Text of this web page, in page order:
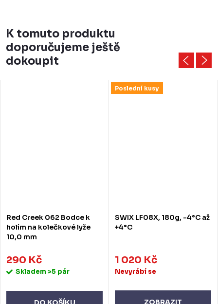
K tomuto produktu
doporučujeme ještě
dokoupit
Red Creek 062 Bodce k
holím na kolečkové lyže
10,0 mm
290 Kč
Skladem >5 pár
Poslední kusy
SWIX LF08X, 180g, -4°C až
+4°C
1 020 Kč
Nevyrábí se
ZOBRAZIT